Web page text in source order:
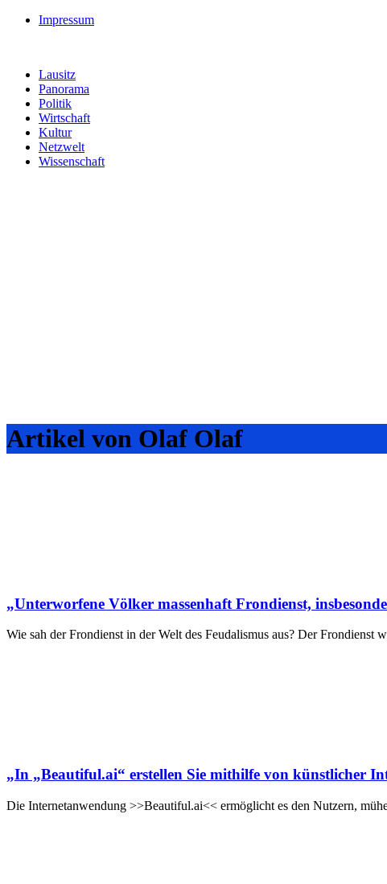
Impressum
Lausitz
Panorama
Politik
Wirtschaft
Kultur
Netzwelt
Wissenschaft
Artikel von Olaf Olaf
„Unterworfene Völker massenhaft Frondienst,
Wie sah der Frondienst in der Welt des Feudalismus aus? Der Frondienst
„In „Beautiful.ai“ erstellen Sie mithilfe von künstlicher
Die Internetanwendung >>Beautiful.ai<< ermöglicht es den Nutzern,